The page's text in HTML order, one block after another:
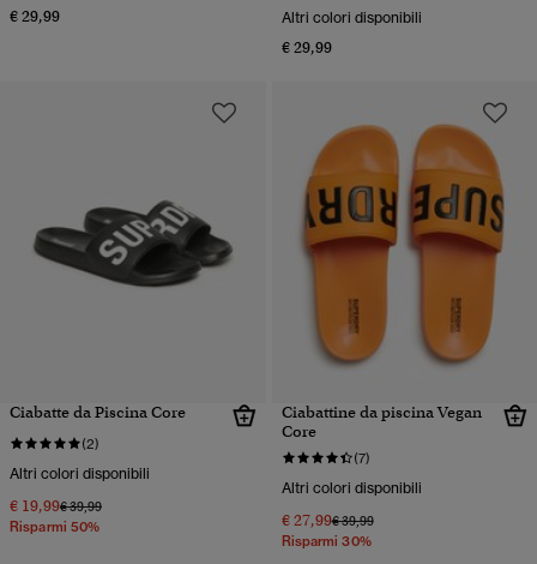
€ 29,99 Altri colori disponibili
€ 29,99
Ciabatte da Piscina Core
(2)
Altri colori disponibili
€ 19,99Prezzo ridotto da
€ 39,99a
Risparmi 50%
Ciabattine da piscina Vegan
Core
(7)
Altri colori disponibili
€ 27,99Prezzo ridotto da
€ 39,99a
Risparmi 30%